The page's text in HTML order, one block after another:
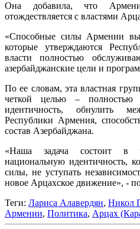
Она добавила, что
отождествляется с властями
«Способные силы Армении
которые утверждаются
власти полностью
азербайджанские цели и
По ее словам, эта властная
четкой целью – полностью
идентичность, обнулить
Республики Армения,
состав Азербайджана.
«Наша задача состоит в
национальную идентичность,
силы, не уступать
новое Арцахское движение», -
Теги: Лариса Алавердян, Никол
Армении, Политика, Арцах